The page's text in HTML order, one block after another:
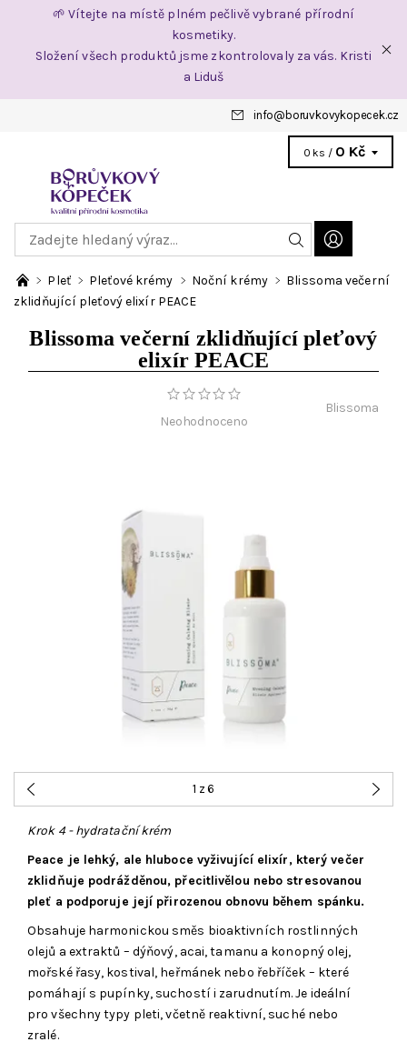
🌱 Vítejte na místě plném pečlivě vybrané přírodní
kosmetiky.
Složení všech produktů jsme zkontrolovaly za vás. Kristi
a Liduš
info@ boruvkovykopecek.cz
0 ks / 0 Kč
Pleť Pleťové krémy Noční krémy
Blissoma večerní
zklidňující pleťový elixír PEACE
Blissoma večerní zklidňující pleťový
elixír PEACE
Neohodnoceno
Blissoma
1 z 6
Krok 4 - hydratační krém
Peace je lehký, ale hluboce vyživující elixír, který večer
zklidňuje podrážděnou, přecitlivělou nebo stresovanou
pleť a podporuje její přirozenou obnovu během spánku.
Obsahuje harmonickou směs bioaktivních rostlinných
olejů a extraktů – dýňový, acai, tamanu a konopný olej,
mořské řasy, kostival, heřmánek nebo řebříček – které
pomáhají s pupínky, suchostí i zarudnutím. Je ideální
pro všechny typy pleti, včetně reaktivní, suché nebo
zralé.